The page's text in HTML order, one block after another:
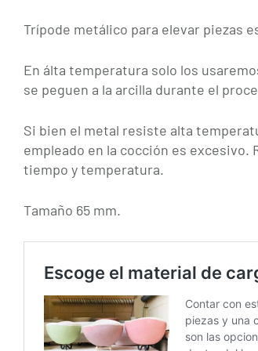
Trípode metálico para elevar piezas
En álta temperatura solo los
se peguen a la arcilla durante el
Si bien el metal resiste alta
empleado en la cocción es
tiempo y temperatura.
Tamaño 65 mm.